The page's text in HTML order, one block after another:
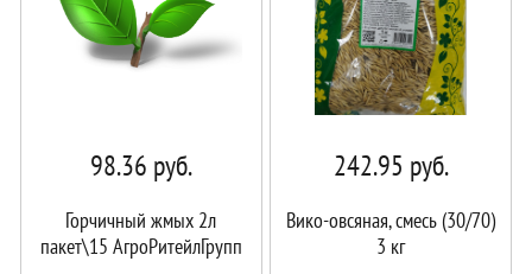
98.36 руб.
Горчичный жмых 2л
пакет\15 АгроРитейлГрупп
242.95 руб.
Вико-овсяная, смесь (30/70)
3 кг